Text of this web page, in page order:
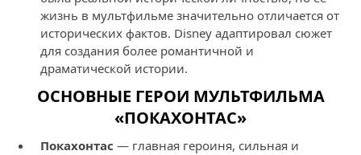
жизнь в мультфильме значительно отличается от
исторических фактов. Disney адаптировал сюжет
для создания более романтичной и
драматической истории.
ОСНОВНЫЕ ГЕРОИ МУЛЬТФИЛЬМА
«ПОКАХОНТАС»
Покахонтас — главная героиня, сильная и